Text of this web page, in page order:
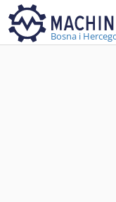
Bosna i